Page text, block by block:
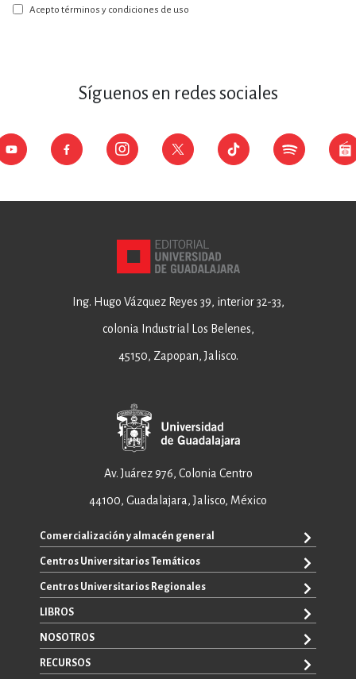
boletín:
Acepto términos y condiciones de uso
Síguenos en redes sociales
Ing. Hugo Vázquez Reyes 39, interior 32-33,
colonia Industrial Los Belenes,
45150, Zapopan, Jalisco.
Av. Juárez 976, Colonia Centro
44100, Guadalajara, Jalisco, México
Comercialización y almacén general
+52 33 3640 6326
+52 33 3640 4595
ventas@editorial.udg.mx
WhatsApp: +52 33 1433 6869
Centros Universitarios Temáticos
CUAAD
CUCEA
CUCBA
CUCEI
Centros Universitarios Regionales
CUALTOS
CUCHAPALA
CUCOSTA
LIBROS
TODOS LOS LIBROS
E-BOOKS
NOSOTROS
SOBRE NOSOTROS
RECURSOS